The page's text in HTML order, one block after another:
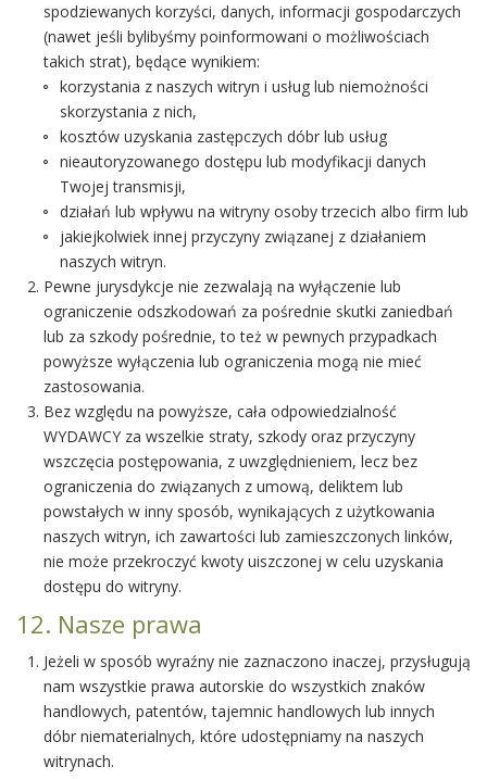
spodziewanych korzyści, danych, informacji gospodarczych
(nawet jeśli bylibyśmy poinformowani o możliwościach
takich strat), będące wynikiem:
korzystania z naszych witryn i usług lub niemożności
skorzystania z nich,
kosztów uzyskania zastępczych dóbr lub usług
nieautoryzowanego dostępu lub modyfikacji danych
Twojej transmisji,
działań lub wpływu na witryny osoby trzecich albo firm lub
jakiejkolwiek innej przyczyny związanej z działaniem
naszych witryn.
Pewne jurysdykcje nie zezwalają na wyłączenie lub
ograniczenie odszkodowań za pośrednie skutki zaniedbań
lub za szkody pośrednie, to też w pewnych przypadkach
powyższe wyłączenia lub ograniczenia mogą nie mieć
zastosowania.
Bez względu na powyższe, cała odpowiedzialność
WYDAWCY za wszelkie straty, szkody oraz przyczyny
wszczęcia postępowania, z uwzględnieniem, lecz bez
ograniczenia do związanych z umową, deliktem lub
powstałych w inny sposób, wynikających z użytkowania
naszych witryn, ich zawartości lub zamieszczonych linków,
nie może przekroczyć kwoty uiszczonej w celu uzyskania
dostępu do witryny.
12. Nasze prawa
Jeżeli w sposób wyraźny nie zaznaczono inaczej, przysługują
nam wszystkie prawa autorskie do wszystkich znaków
handlowych, patentów, tajemnic handlowych lub innych
dóbr niematerialnych, które udostępniamy na naszych
witrynach.